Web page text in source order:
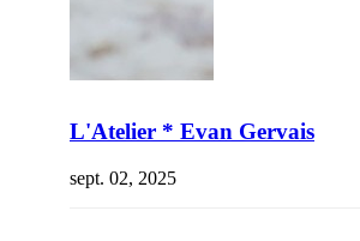
L'Atelier * Evan Gervais
sept. 02, 2025